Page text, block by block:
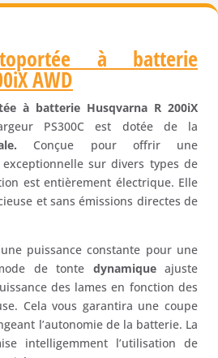
à batterie
AWD
à batterie Husqvarna R 200iX
PS300C est dotée de la
Conçue pour offrir une
sur divers types de
est entièrement électrique. Elle
et sans émissions directes de
puissance constante pour une
de tonte dynamiqueajuste
des lames en fonction des
Cela vous garantira une coupe
l’autonomie de la batterie. La
intelligemment l’utilisation de